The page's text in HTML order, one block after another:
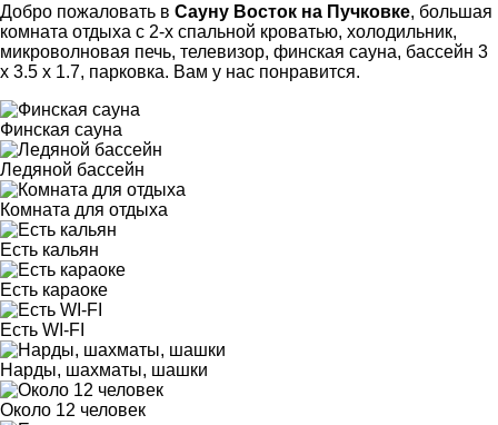
Добро пожаловать в Сауну Восток на Пучковке, большая
комната отдыха с 2-х спальной кроватью, холодильник,
микроволновая печь, телевизор, финская сауна, бассейн 3
х 3.5 х 1.7, парковка. Вам у нас понравится.
Финская сауна
Ледяной бассейн
Комната для отдыха
Есть кальян
Есть караоке
Есть WI-FI
Нарды, шахматы, шашки
Около 12 человек